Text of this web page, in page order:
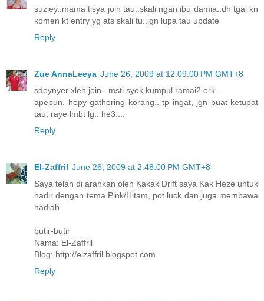
suziey..mama tisya join tau..skali ngan ibu damia..dh tgal kn
komen kt entry yg ats skali tu..jgn lupa tau update
Reply
Zue AnnaLeeya June 26, 2009 at 12:09:00 PM GMT+8
sdeynyer xleh join.. msti syok kumpul ramai2 erk...
apepun, hepy gathering korang.. tp ingat, jgn buat ketupat
tau, raye lmbt lg.. he3....
Reply
El-Zaffril June 26, 2009 at 2:48:00 PM GMT+8
Saya telah di arahkan oleh Kakak Drift saya Kak Heze untuk
hadir dengan tema Pink/Hitam, pot luck dan juga membawa
hadiah
butir-butir
Nama: El-Zaffril
Blog: http://elzaffril.blogspot.com
Reply